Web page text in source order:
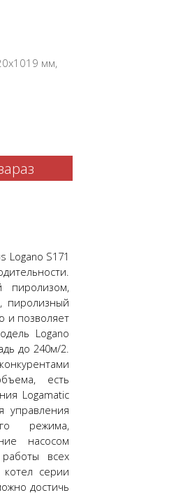
мм,
Logano S171
пиролизом,
пиролизный
и позволяет
Logano
до 240м/2.
есть
Logamatic
управления
режима,
насосом
всех
серии
достичь